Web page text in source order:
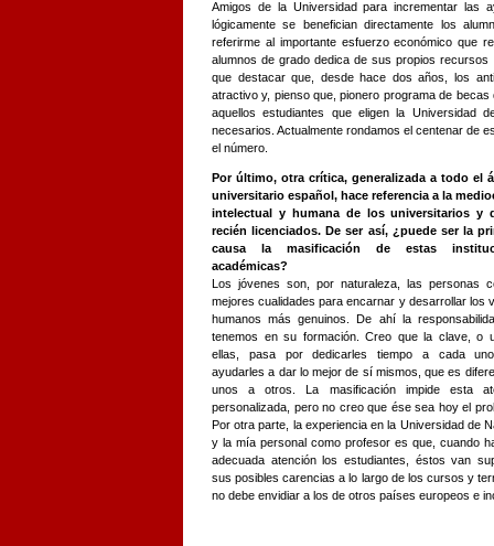
Amigos de la Universidad para incrementar las
lógicamente se benefician directamente los
referirme al importante esfuerzo económico que
alumnos de grado dedica de sus propios
que destacar que, desde hace dos años, los
atractivo y, pienso que, pionero programa de
aquellos estudiantes que eligen la Universidad
necesarios. Actualmente rondamos el centenar de
el número.
Por último, otra crítica, generalizada a todo el
universitario español, hace referencia a la
intelectual y humana de los universitarios y
recién licenciados. De ser así, ¿puede ser la
causa la masificación de estas
académicas?
Los jóvenes son, por naturaleza, las personas
mejores cualidades para encarnar y desarrollar los
humanos más genuinos. De ahí la
tenemos en su formación. Creo que la clave, o
ellas, pasa por dedicarles tiempo a cada
ayudarles a dar lo mejor de sí mismos, que es
unos a otros. La masificación impide esta
personalizada, pero no creo que ése sea hoy el
Por otra parte, la experiencia en la Universidad de
y la mía personal como profesor es que, cuando
adecuada atención los estudiantes, éstos van
sus posibles carencias a lo largo de los cursos y
no debe envidiar a los de otros países europeos e